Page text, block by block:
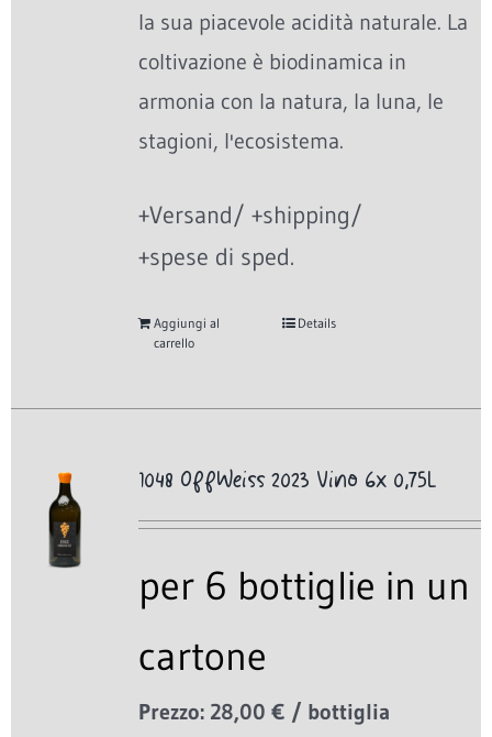
la sua piacevole acidità naturale. La
coltivazione è biodinamica in
armonia con la natura, la luna, le
stagioni, l'ecosistema.
+Versand/ +shipping/
+spese di sped.
Aggiungi al
carrello
Details
1048 OffWeiss 2023 Vino 6x 0,75L
per 6 bottiglie in un
cartone
Prezzo: 28,00 € / bottiglia